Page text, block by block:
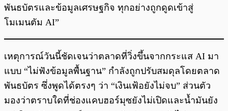
พันธบัตรและข้อมูลเศรษฐกิจ ทุกอย่างถูกดูดเข้าสู่
โมเมนตัม AI”
เหตุการณ์วันนี้ชัดเจนว่าตลาดที่วิ่งขึ้นจากกระแส AI มา
แบบ “ไม่ฟังข้อมูลพื้นฐาน” กำลังถูกปรับสมดุลโดยตลาด
พันธบัตร ซึ่งพูดได้ตรงๆ ว่า “เงินเฟ้อยังไม่จบ” ส่วนตัว
มองว่าตราบใดที่ช่องแคบฮอร์มุซยังไม่เปิดและน้ำมันยัง